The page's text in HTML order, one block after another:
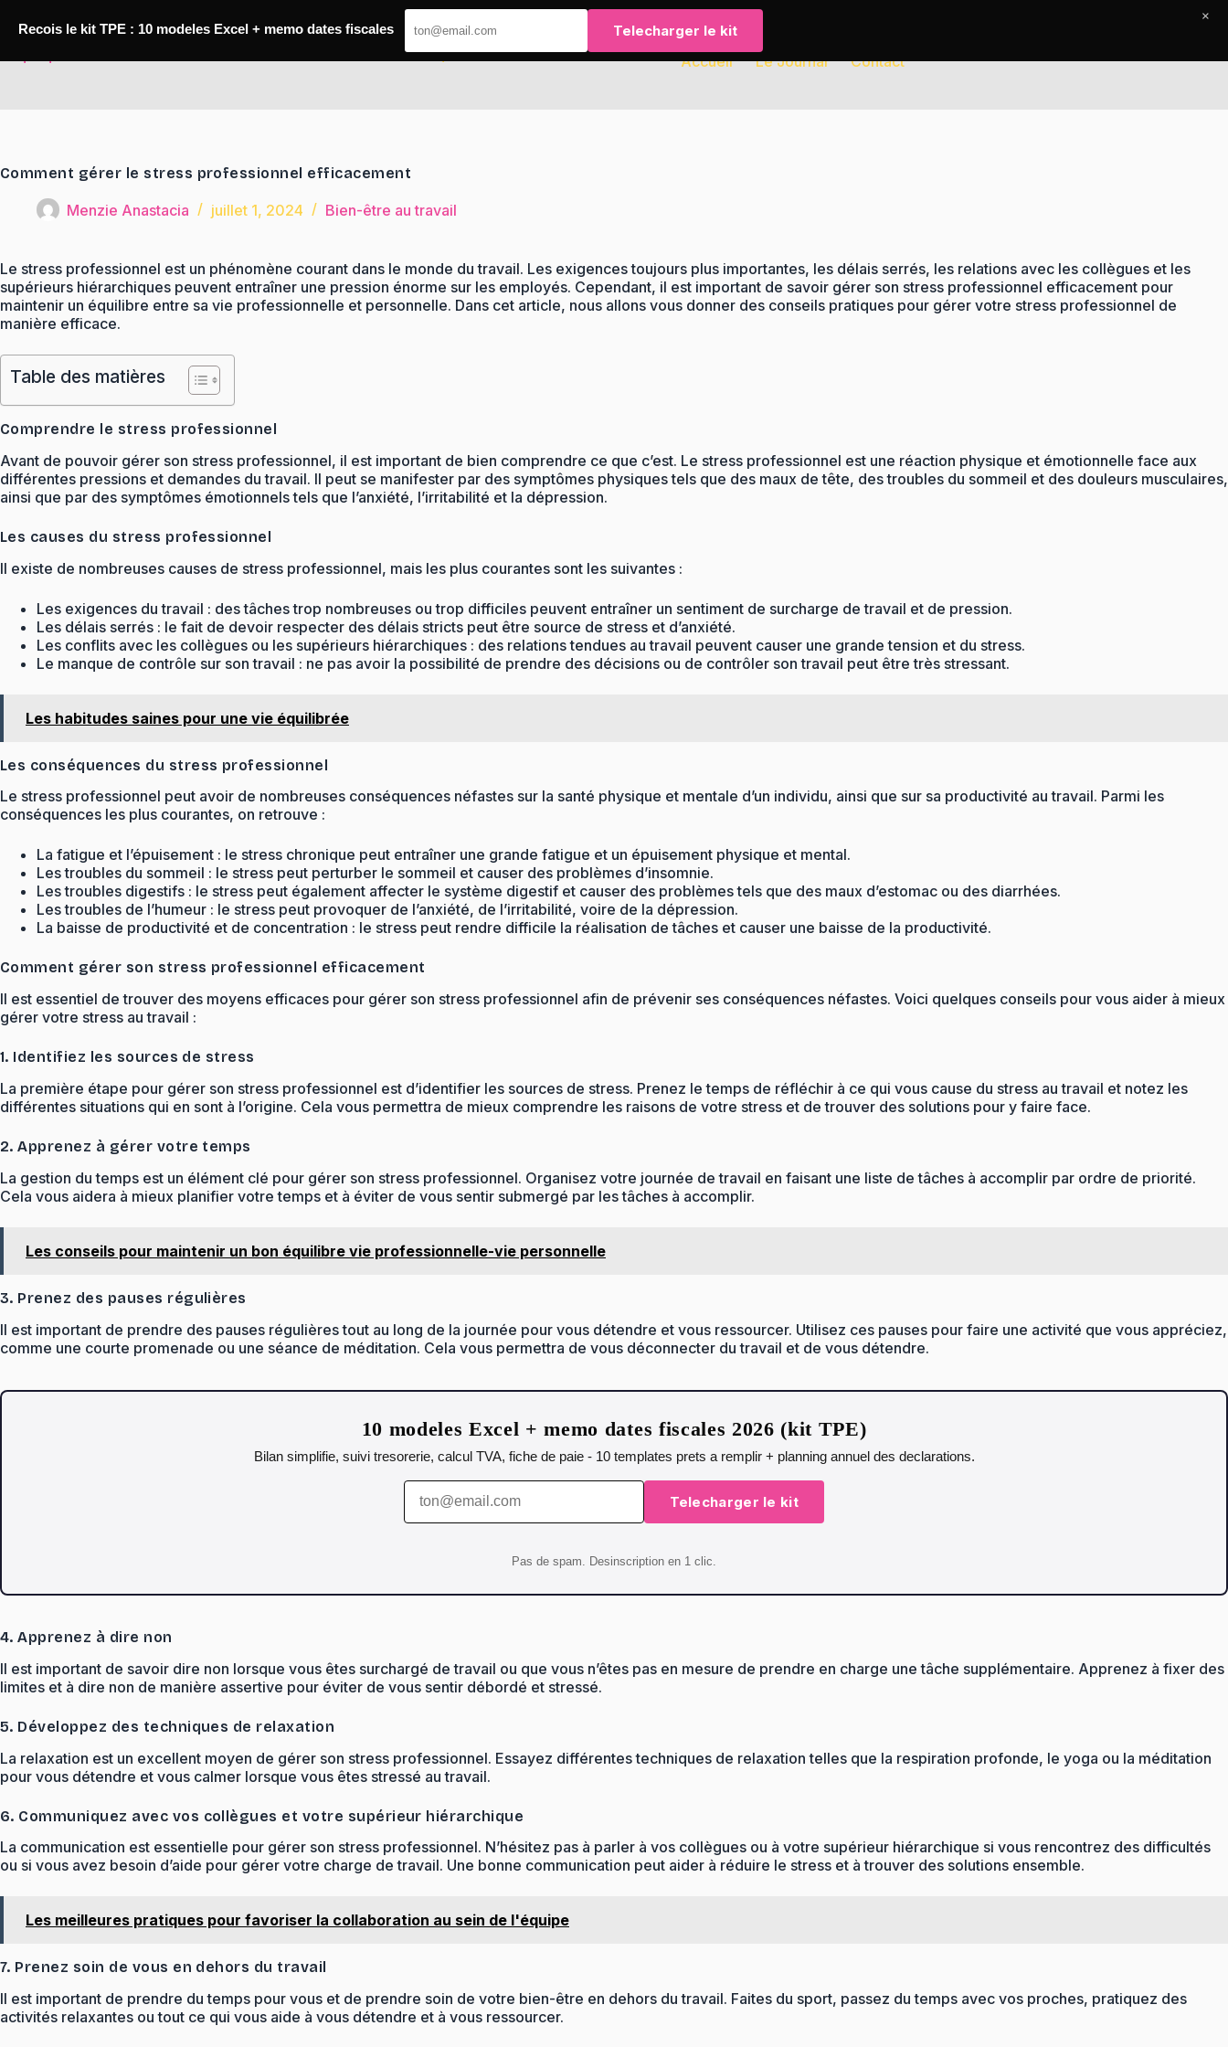
Accueil Le Journal Contact
Comment gérer le stress professionnel efficacement
Menzie Anastacia juillet 1, 2024 Bien-être au travail
Le stress professionnel est un phénomène courant dans le monde du travail. Les exigences toujours plus importantes, les délais serrés, les relations avec les collègues et les
supérieurs hiérarchiques peuvent entraîner une pression énorme sur les employés. Cependant, il est important de savoir gérer son stress professionnel efficacement pour
maintenir un équilibre entre sa vie professionnelle et personnelle. Dans cet article, nous allons vous donner des conseils pratiques pour gérer votre stress professionnel de
manière efficace.
Table des matières
Comprendre le stress professionnel
Avant de pouvoir gérer son stress professionnel, il est important de bien comprendre ce que c’est. Le stress professionnel est une réaction physique et émotionnelle face aux
différentes pressions et demandes du travail. Il peut se manifester par des symptômes physiques tels que des maux de tête, des troubles du sommeil et des douleurs musculaires,
ainsi que par des symptômes émotionnels tels que l’anxiété, l’irritabilité et la dépression.
Les causes du stress professionnel
Il existe de nombreuses causes de stress professionnel, mais les plus courantes sont les suivantes :
Les exigences du travail : des tâches trop nombreuses ou trop difficiles peuvent entraîner un sentiment de surcharge de travail et de pression.
Les délais serrés : le fait de devoir respecter des délais stricts peut être source de stress et d’anxiété.
Les conflits avec les collègues ou les supérieurs hiérarchiques : des relations tendues au travail peuvent causer une grande tension et du stress.
Le manque de contrôle sur son travail : ne pas avoir la possibilité de prendre des décisions ou de contrôler son travail peut être très stressant.
Les habitudes saines pour une vie équilibrée
Les conséquences du stress professionnel
Le stress professionnel peut avoir de nombreuses conséquences néfastes sur la santé physique et mentale d’un individu, ainsi que sur sa productivité au travail. Parmi les
conséquences les plus courantes, on retrouve :
La fatigue et l’épuisement : le stress chronique peut entraîner une grande fatigue et un épuisement physique et mental.
Les troubles du sommeil : le stress peut perturber le sommeil et causer des problèmes d’insomnie.
Les troubles digestifs : le stress peut également affecter le système digestif et causer des problèmes tels que des maux d’estomac ou des diarrhées.
Les troubles de l’humeur : le stress peut provoquer de l’anxiété, de l’irritabilité, voire de la dépression.
La baisse de productivité et de concentration : le stress peut rendre difficile la réalisation de tâches et causer une baisse de la productivité.
Comment gérer son stress professionnel efficacement
Il est essentiel de trouver des moyens efficaces pour gérer son stress professionnel afin de prévenir ses conséquences néfastes. Voici quelques conseils pour vous aider à mieux
gérer votre stress au travail :
1. Identifiez les sources de stress
La première étape pour gérer son stress professionnel est d’identifier les sources de stress. Prenez le temps de réfléchir à ce qui vous cause du stress au travail et notez les
différentes situations qui en sont à l’origine. Cela vous permettra de mieux comprendre les raisons de votre stress et de trouver des solutions pour y faire face.
2. Apprenez à gérer votre temps
La gestion du temps est un élément clé pour gérer son stress professionnel. Organisez votre journée de travail en faisant une liste de tâches à accomplir par ordre de priorité.
Cela vous aidera à mieux planifier votre temps et à éviter de vous sentir submergé par les tâches à accomplir.
Les conseils pour maintenir un bon équilibre vie professionnelle-vie personnelle
3. Prenez des pauses régulières
Il est important de prendre des pauses régulières tout au long de la journée pour vous détendre et vous ressourcer. Utilisez ces pauses pour faire une activité que vous appréciez,
comme une courte promenade ou une séance de méditation. Cela vous permettra de vous déconnecter du travail et de vous détendre.
10 modeles Excel + memo dates fiscales 2026 (kit TPE)
Bilan simplifie, suivi tresorerie, calcul TVA, fiche de paie - 10 templates prets a remplir + planning annuel des declarations.
Telecharger le kit
Pas de spam. Desinscription en 1 clic.
4. Apprenez à dire non
Il est important de savoir dire non lorsque vous êtes surchargé de travail ou que vous n’êtes pas en mesure de prendre en charge une tâche supplémentaire. Apprenez à fixer des
limites et à dire non de manière assertive pour éviter de vous sentir débordé et stressé.
5. Développez des techniques de relaxation
La relaxation est un excellent moyen de gérer son stress professionnel. Essayez différentes techniques de relaxation telles que la respiration profonde, le yoga ou la méditation
pour vous détendre et vous calmer lorsque vous êtes stressé au travail.
6. Communiquez avec vos collègues et votre supérieur hiérarchique
La communication est essentielle pour gérer son stress professionnel. N’hésitez pas à parler à vos collègues ou à votre supérieur hiérarchique si vous rencontrez des difficultés
ou si vous avez besoin d’aide pour gérer votre charge de travail. Une bonne communication peut aider à réduire le stress et à trouver des solutions ensemble.
Les meilleures pratiques pour favoriser la collaboration au sein de l'équipe
7. Prenez soin de vous en dehors du travail
Il est important de prendre du temps pour vous et de prendre soin de votre bien-être en dehors du travail. Faites du sport, passez du temps avec vos proches, pratiquez des
activités relaxantes ou tout ce qui vous aide à vous détendre et à vous ressourcer.
Recois le kit TPE : 10 modeles Excel + memo dates fiscales Telecharger le kit
×